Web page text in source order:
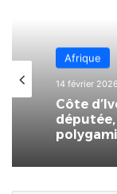
Afrique
14 février 2026
Côte